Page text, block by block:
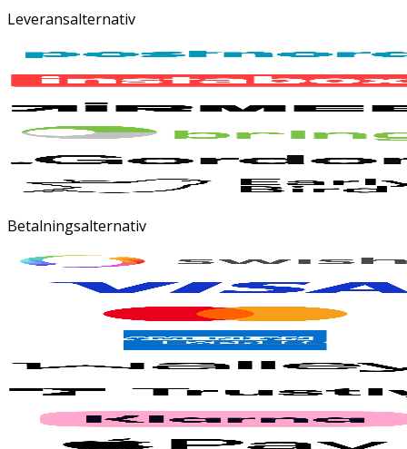
Leveransalternativ
Betalningsalternativ